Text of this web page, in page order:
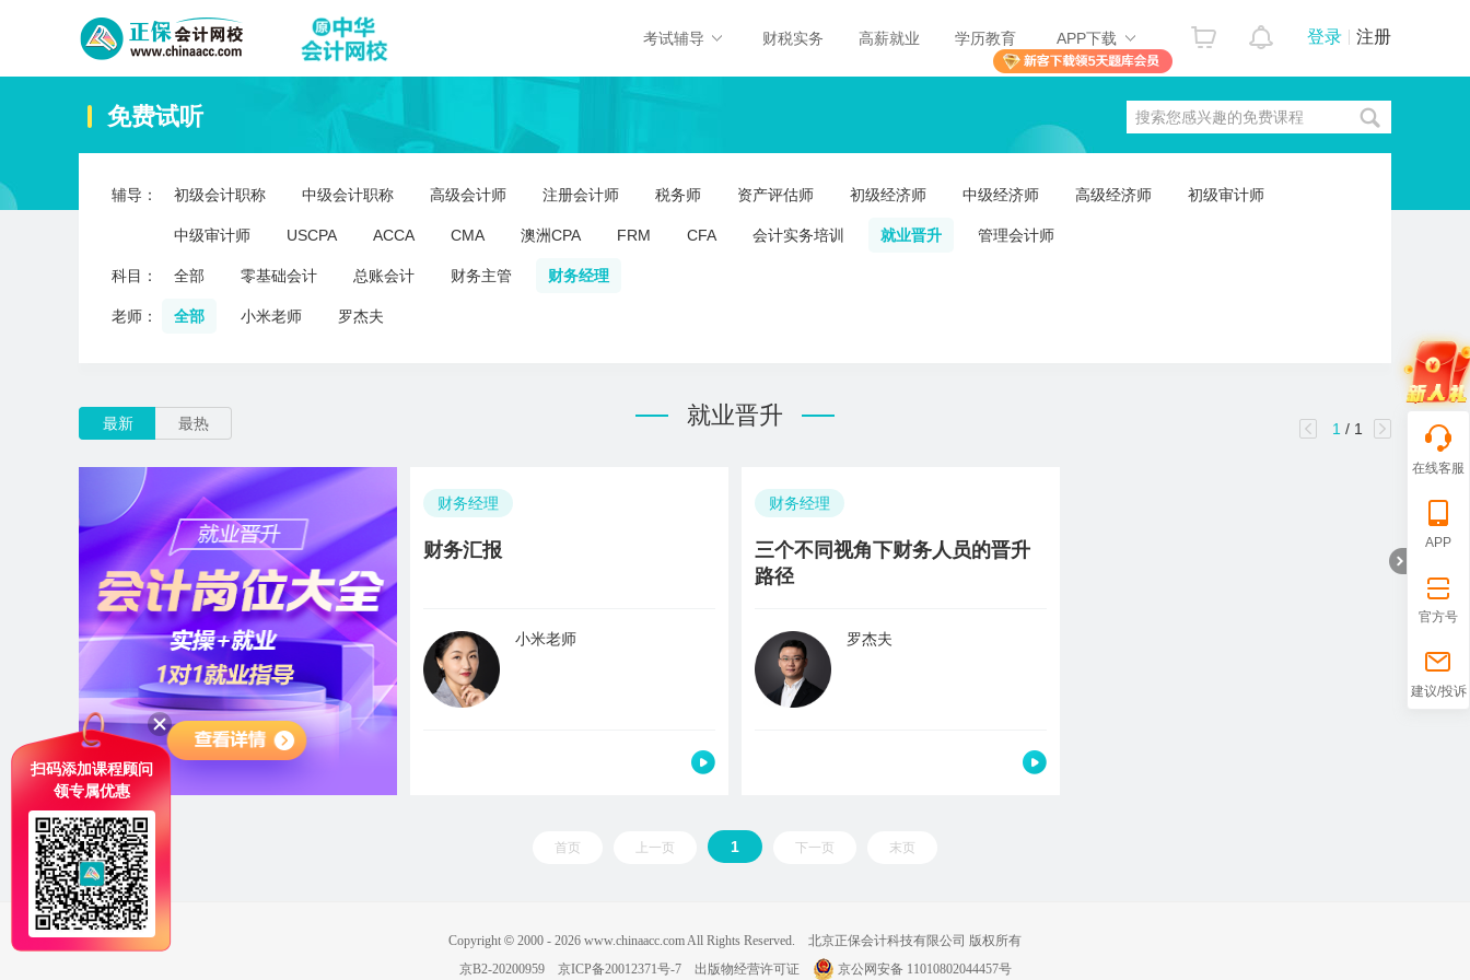
登录 注册
考试辅导 财税实务 高薪就业 学历教育 APP下载
免费试听 搜索您感兴趣的免费课程
辅导： 初级会计职称 中级会计职称 高级会计师 注册会计师 税务师 资产评估师 初级经济师 中级经济师 高级经济师 初级审计师
中级审计师 USCPA ACCA CMA 澳洲CPA FRM CFA 会计实务培训 就业晋升 管理会计师
科目： 全部 零基础会计 总账会计 财务主管 财务经理
老师： 全部 小米老师 罗杰夫
最新 最热 就业晋升 1 / 1
财务经理
财务汇报
小米老师
财务经理
三个不同视角下财务人员的晋升
路径
罗杰夫
首页 上一页 1 下一页 末页
Copyright © 2000 - 2026 www.chinaacc.com All Rights Reserved. 北京正保会计科技有限公司 版权所有
京B2-20200959
京ICP备20012371号-7 出版物经营许可证 京公网安备 11010802044457号
在线客服
APP
官方号
建议/投诉
扫码添加课程顾问
领专属优惠